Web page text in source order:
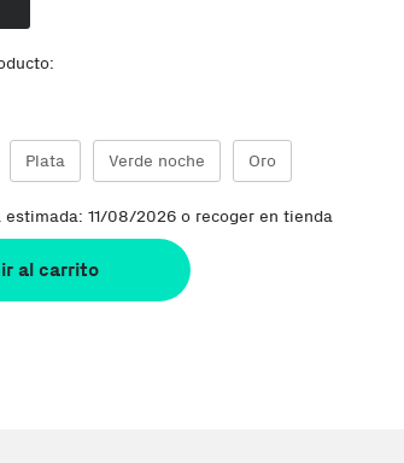
Plata Verde noche Oro
estimada: 11/08/2026 o recoger en tienda
al carrito